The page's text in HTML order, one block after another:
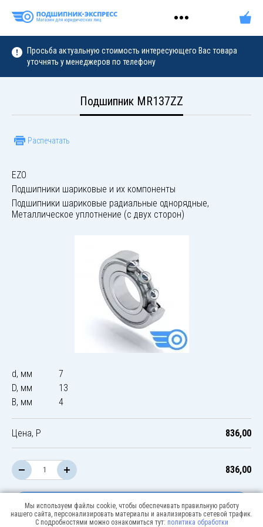
Просьба актуальную стоимость интересующего Вас товара
уточнять у менеджеров по телефону
Подшипник MR137ZZ
Распечатать
EZO
Подшипники шариковые и их компоненты
Подшипники шариковые радиальные однорядные,
Металлическое уплотнение (с двух сторон)
d, мм
7
D, мм
13
B, мм
4
Цена, Р 836,00
836,00
В корзину
Мы используем файлы cookie, чтобы обеспечивать правильную работу
нашего сайта, персонализировать материалы и анализировать сетевой трафик.
С подробностями можно ознакомиться тут: политика обработки